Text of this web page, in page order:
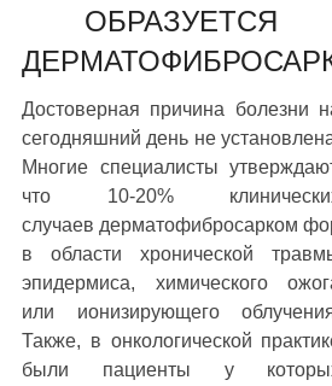
ОБРАЗУЕТСЯ
Достоверная причина болезни
сегодняшний день не
Многие специалисты
что 10-20%
случаев дерматофибросарком
в области хронической
эпидермиса, химического
или ионизирующего
Также, в онкологической
были пациенты у